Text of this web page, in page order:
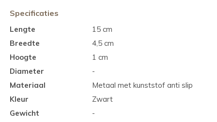
Specificaties
Lengte
15 cm
Breedte
4,5 cm
Hoogte
1 cm
Diameter
-
Materiaal
Metaal met kunststof anti slip
Kleur
Zwart
Gewicht
-